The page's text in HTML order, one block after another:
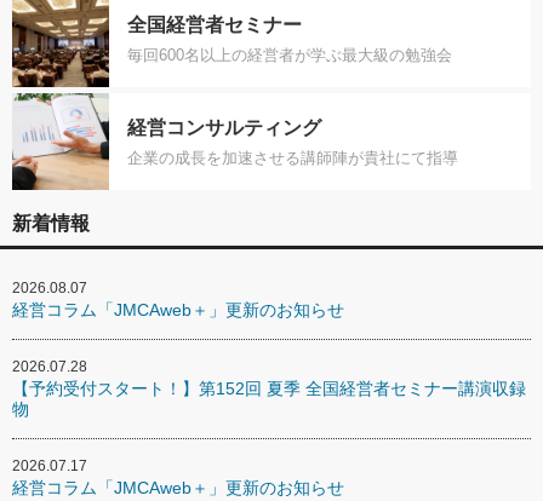
全国経営者セミナー
毎回600名以上の経営者が学ぶ最大級の勉強会
経営コンサルティング
企業の成長を加速させる講師陣が貴社にて指導
新着情報
2026.08.07
経営コラム「JMCAweb＋」更新のお知らせ
2026.07.28
【予約受付スタート！】第152回 夏季 全国経営者セミナー講演収録
物
2026.07.17
経営コラム「JMCAweb＋」更新のお知らせ